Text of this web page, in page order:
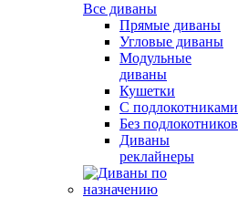
Все диваны
Прямые диваны
Угловые диваны
Модульные
диваны
Кушетки
С подлокотниками
Без подлокотников
Диваны
реклайнеры